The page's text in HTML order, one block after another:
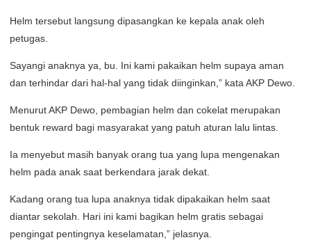
Helm tersebut langsung dipasangkan ke kepala anak oleh
petugas.
Sayangi anaknya ya, bu. Ini kami pakaikan helm supaya aman
dan terhindar dari hal-hal yang tidak diinginkan,” kata AKP Dewo.
Menurut AKP Dewo, pembagian helm dan cokelat merupakan
bentuk reward bagi masyarakat yang patuh aturan lalu lintas.
Ia menyebut masih banyak orang tua yang lupa mengenakan
helm pada anak saat berkendara jarak dekat.
Kadang orang tua lupa anaknya tidak dipakaikan helm saat
diantar sekolah. Hari ini kami bagikan helm gratis sebagai
pengingat pentingnya keselamatan,” jelasnya.